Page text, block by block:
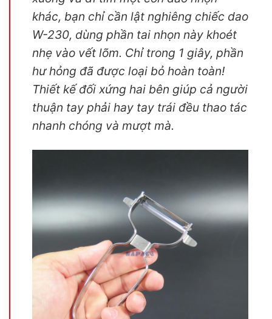
khác, bạn chỉ cần lật nghiêng chiếc dao
W-230, dùng phần tai nhọn này khoét
nhẹ vào vết lõm. Chỉ trong 1 giây, phần
hư hỏng đã được loại bỏ hoàn toàn!
Thiết kế đối xứng hai bên giúp cả người
thuận tay phải hay tay trái đều thao tác
nhanh chóng và mượt mà.